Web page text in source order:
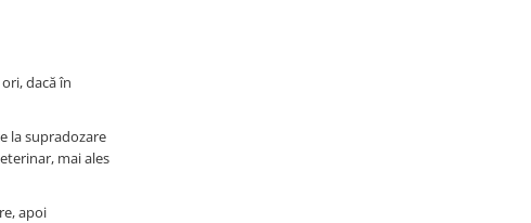
dacă în
la supradozare
mai ales
apoi